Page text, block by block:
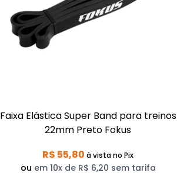
Faixa Elástica Super Band para treinos
22mm Preto Fokus
R$ 55,80 à vistano Pix
ou em 10x de R$ 6,20 sem tarifa